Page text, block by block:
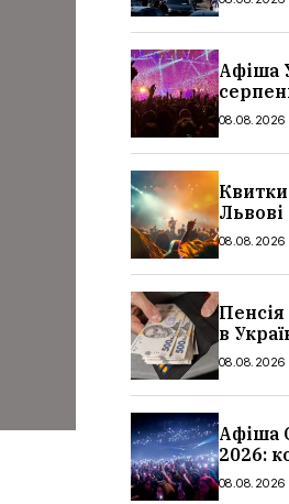
Афіша
дати та
08.08.2026
Львові
дати,
08.08.2026
Пенсія
в
суми
08.08.2026
Афіша
2026:
ціни
08.08.2026